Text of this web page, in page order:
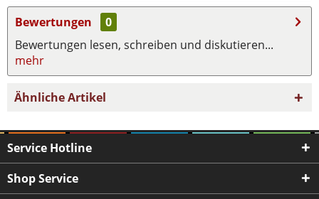
Bewertungen
0
Bewertungen lesen, schreiben und diskutieren...
mehr
Ähnliche Artikel
Service Hotline
Shop Service